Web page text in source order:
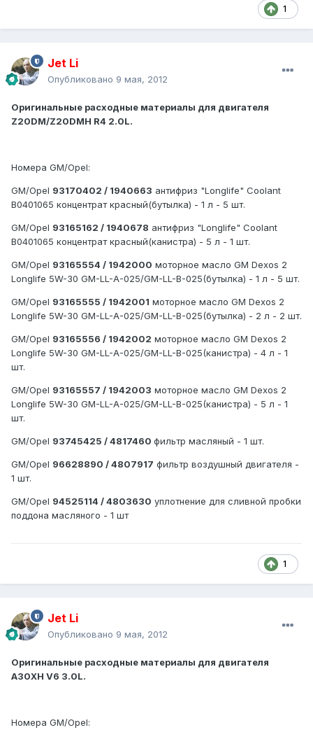
1
Jet Li
Опубликовано 9 мая, 2012
Оригинальные расходные материалы для двигателя
Z20DM/Z20DMH R4 2.0L.
Номера GM/Opel:
GM/Opel 93170402 / 1940663 антифриз "Longlife" Coolant
B0401065 концентрат красный(бутылка) - 1 л - 5 шт.
GM/Opel 93165162 / 1940678 антифриз "Longlife" Coolant
B0401065 концентрат красный(канистра) - 5 л - 1 шт.
GM/Opel 93165554 / 1942000 моторное масло GM Dexos 2
Longlife 5W-30 GM-LL-A-025/GM-LL-B-025(бутылка) - 1 л - 5 шт.
GM/Opel 93165555 / 1942001 моторное масло GM Dexos 2
Longlife 5W-30 GM-LL-A-025/GM-LL-B-025(бутылка) - 2 л - 2 шт.
GM/Opel 93165556 / 1942002 моторное масло GM Dexos 2
Longlife 5W-30 GM-LL-A-025/GM-LL-B-025(канистра) - 4 л - 1
шт.
GM/Opel 93165557 / 1942003 моторное масло GM Dexos 2
Longlife 5W-30 GM-LL-A-025/GM-LL-B-025(канистра) - 5 л - 1
шт.
GM/Opel 93745425 / 4817460 фильтр масляный - 1 шт.
GM/Opel 96628890 / 4807917 фильтр воздушный двигателя -
1 шт.
GM/Opel 94525114 / 4803630 уплотнение для сливной пробки
поддона масляного - 1 шт
1
Jet Li
Опубликовано 9 мая, 2012
Оригинальные расходные материалы для двигателя
A30XH V6 3.0L.
Номера GM/Opel: